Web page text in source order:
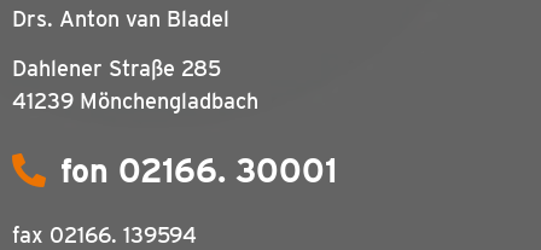
Drs. Anton van Bladel
Dahlener Straße 285
41239 Mönchengladbach
fon 02166. 30001
fax 02166. 139594